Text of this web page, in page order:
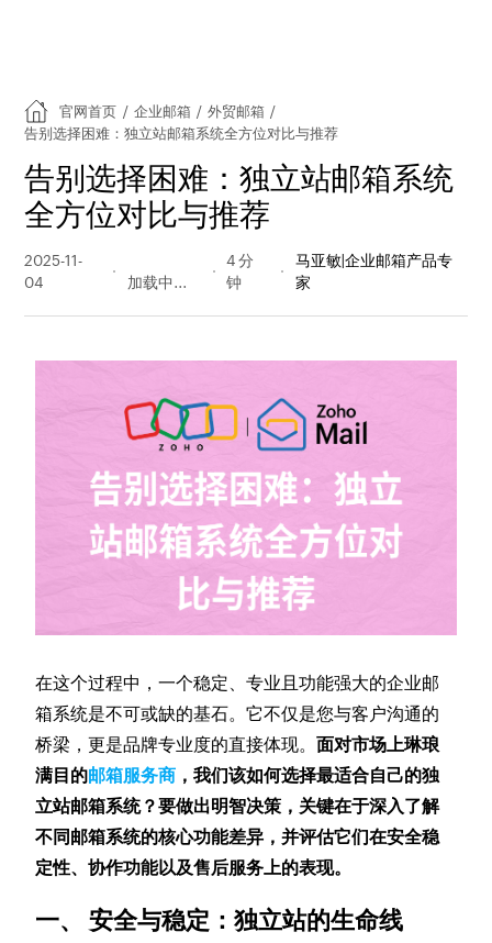
官网首页 / 企业邮箱 / 外贸邮箱 /
告别选择困难：独立站邮箱系统全方位对比与推荐
告别选择困难：独立站邮箱系统
全方位对比与推荐
2025-11-
04
量
4 分
钟
马亚敏|企业邮箱产品专
家
在这个过程中，一个稳定、专业且功能强大的企业邮
箱系统是不可或缺的基石。它不仅是您与客户沟通的
桥梁，更是品牌专业度的直接体现。面对市场上琳琅
满目的邮箱服务商 ，我们该如何选择最适合自己的独
立站邮箱系统？要做出明智决策，关键在于深入了解
不同邮箱系统的核心功能差异，并评估它们在安全稳
定性、协作功能以及售后服务上的表现。
一、 安全与稳定：独立站的生命线